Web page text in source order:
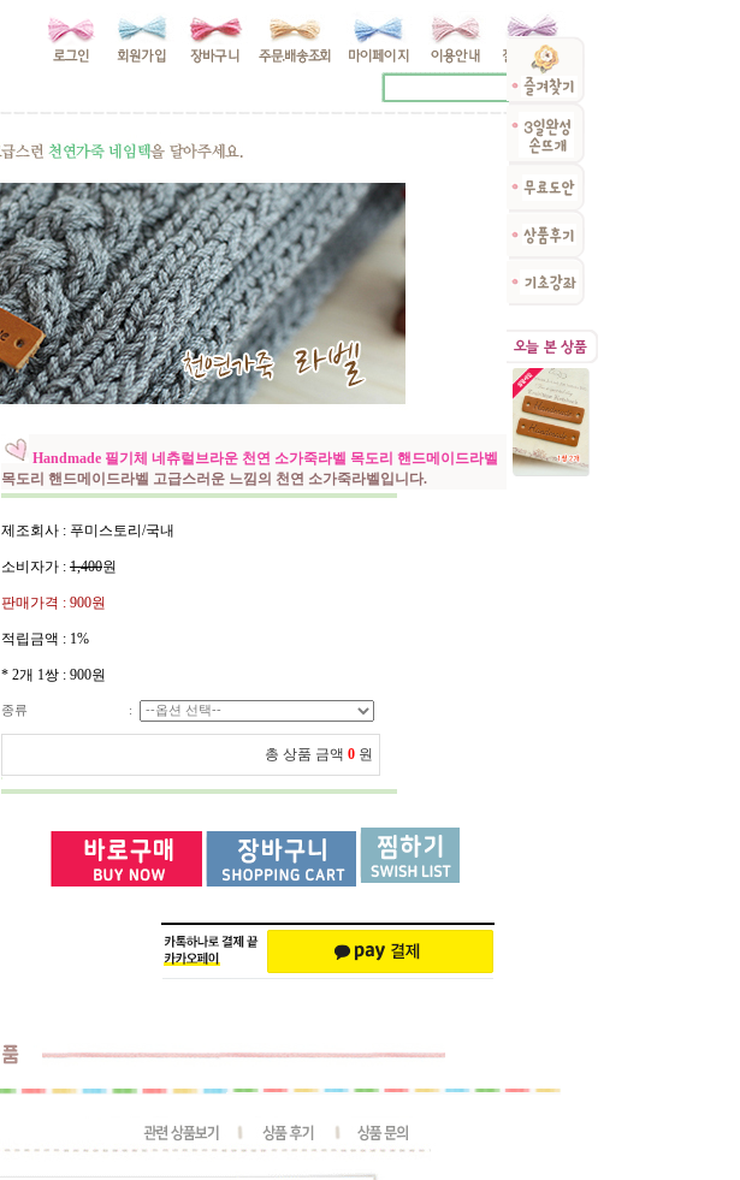
Handmade 필기체 네츄럴브라운 천연 소가죽라벨 목도리 핸드메이드라벨
목도리 핸드메이드라벨 고급스러운 느낌의 천연 소가죽라벨입니다.
제조회사 : 푸미스토리/국내
소비자가 : 1,400원
판매가격 : 900원
적립금액 : 1%
* 2개 1쌍 : 900원
종류 :
총 상품 금액 0 원